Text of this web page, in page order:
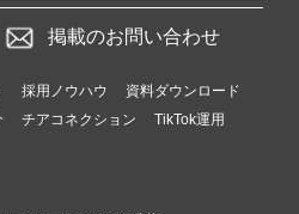
掲載のお問い合わせ
採用ノウハウ
資料ダウンロード
チアコネクション
TikTok運用